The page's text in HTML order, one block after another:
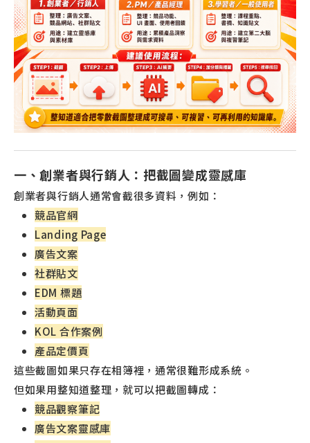
一、創業者與行銷人：把截圖變成靈感庫
創業者與行銷人通常會截很多資料，例如：
競品官網
Landing Page
廣告文案
社群貼文
EDM 標題
活動頁面
KOL 合作案例
產品定價頁
這些截圖如果只存在相簿裡，通常很難形成系統。
但如果用整知道整理，就可以把截圖轉成：
競品觀察筆記
廣告文案靈感庫